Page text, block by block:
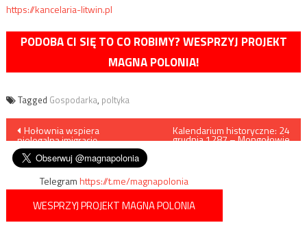
https://kancelaria-litwin.pl
PODOBA CI SIĘ TO CO ROBIMY? WESPRZYJ PROJEKT
MAGNA POLONIA!
Tagged Gospodarka, poltyka
Nawigacja
wpisu
Hołownia wspiera
nielegalną imigrację
Kalendarium historyczne: 24
grudnia 1287 – Mongołowie
Telegramhttps://t.me/magnapolonia
WESPRZYJ PROJEKT MAGNA POLONIA